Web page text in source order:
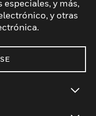
y más,
y otras